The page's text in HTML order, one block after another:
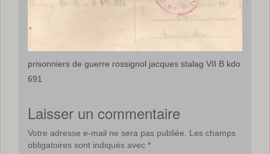
prisonniers de guerre rossignol jacques stalag VII B kdo
691
Laisser un commentaire
Votre adresse e-mail ne sera pas publiée. Les champs
obligatoires sont indiqués avec *